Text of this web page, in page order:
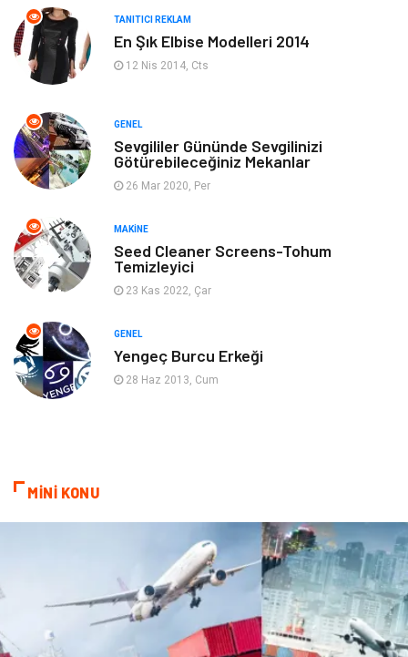
Ev Dekorasyon Organizasyon
Anne & Çocuk Genel Kültür
Ev İşleri
Gençlik & Eğlence
Mobilya
Evlilik Rehberi
Astroloji Keyfinizi Kaçırmayın
Çadır
Yazı Tahtaları Pet Malzemeleri
TANITICI REKLAM
En Şık Elbise Modelleri 2014
12 Nis 2014, Cts
GENEL
Sevgililer Gününde Sevgilinizi
Götürebileceğiniz Mekanlar
26 Mar 2020, Per
MAKINE
Seed Cleaner Screens-Tohum
Temizleyici
23 Kas 2022, Çar
GENEL
Yengeç Burcu Erkeği
28 Haz 2013, Cum
MİNİ KONU